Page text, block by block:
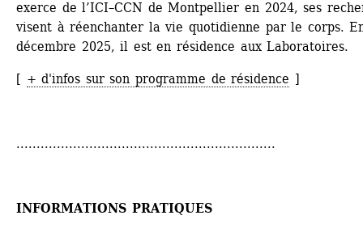
exerce de ­l’ICI–CCN de Montpellier en 2024, ses
visent à réenchanter la vie quotidienne par le corps.
décembre 2025, il est en résidence aux Laboratoires.
[ + d'infos sur son programme de résidence ]
................................................................
INFORMATIONS PRATIQUES